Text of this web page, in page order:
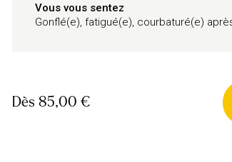
Vous vous sentez
Gonflé(e), fatigué(e), courbaturé(e)
Dès 85,00 €